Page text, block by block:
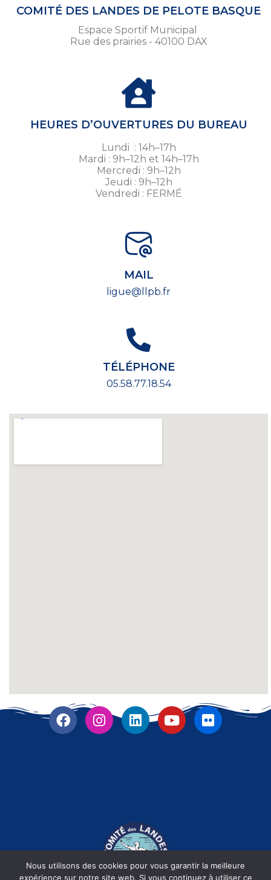
COMITÉ DES LANDES DE PELOTE BASQUE
Espace Sportif Municipal
Rue des prairies - 40100 DAX
HEURES D’OUVERTURES DU BUREAU
Lundi : 14h–17h
Mardi : 9h–12h et 14h–17h
Mercredi : 9h–12h
Jeudi : 9h–12h
Vendredi : FERMÉ
MAIL
ligue@llpb.fr
TÉLÉPHONE
05.58.77.18.54
Nous utilisons des cookies pour vous garantir la meilleure
expérience sur notre site web. Si vous continuez à utiliser ce